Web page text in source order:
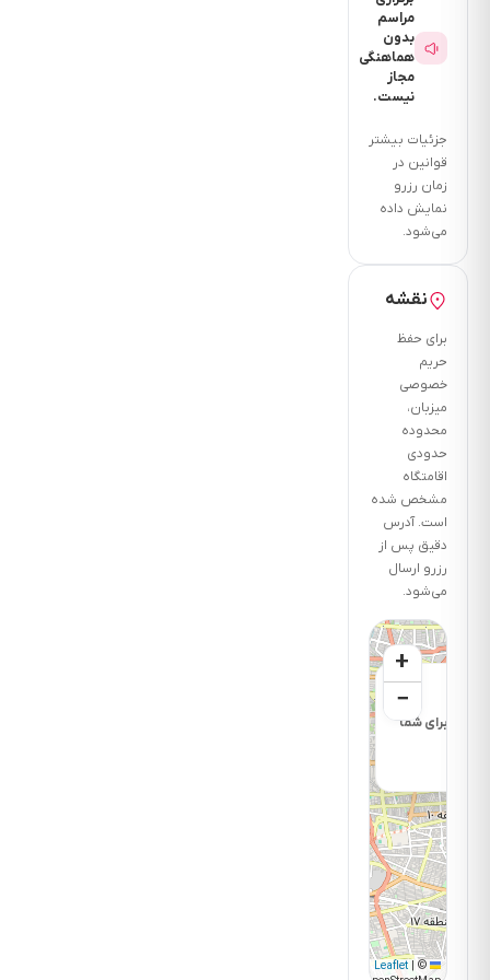
دقیقه
فاصله
تا
دسترسی
حمل
ونقل
چنددقیقه
فاصله
تا
یا
است؟
20
دقیقه
مراسم
بدون
هماهنگی
مجاز
نیست.
جزئیات بیشتر
قوانین در
زمان رزرو
نمایش داده
می‌شود.
نقشه
برای حفظ
حریم
خصوصی
میزبان،
محدوده
حدودی
اقامتگاه
مشخص شده
است. آدرس
دقیق پس از
رزرو ارسال
می‌شود.
رزرو برای شما
×
+
−
Leaflet
©